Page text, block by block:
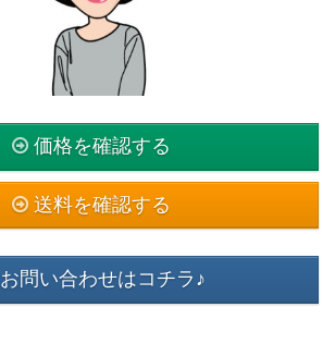
価格を確認する
送料を確認する
お問い合わせはコチラ♪